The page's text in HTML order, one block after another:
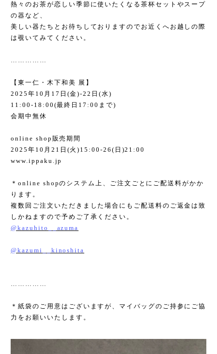
熱々のお茶が恋しい季節に使いたくなる茶杯セットやスープ
の器など、
美しい器たちとお待ちしておりますのでお近くへお越しの際
は覗いてみてください。
……………
【東一仁・木下和美 展】
2025年 10 月 17 日 (金)-22 日 (水)
11:00-18:00(最終日 17:00 まで)
会期中無休
online shop 販売期間
2025年 10 月 21 日 (火)15:00-26( 日 )21:00
www.ippaku.jp
＊online shopのシステム上、ご注文ごとにご配送料がかか
ります。
複数回ご注文いただきました場合にもご配送料のご返金は致
しかねますので予めご了承ください。
@kazuhito__azuma
@kazumi__kinoshita
……………
＊紙袋のご用意はございますが、マイバッグのご持参にご協
力をお願いいたします。